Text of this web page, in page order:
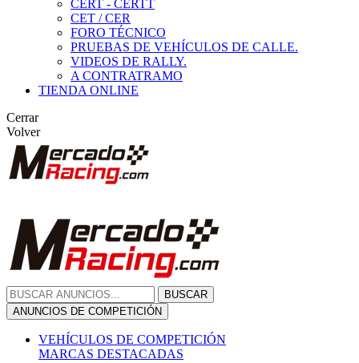
CERT - CERTT
CET / CER
FORO TÉCNICO
PRUEBAS DE VEHÍCULOS DE CALLE.
VIDEOS DE RALLY.
A CONTRATRAMO
TIENDA ONLINE
Cerrar
Volver
BUSCAR
ANUNCIOS DE COMPETICIÓN
VEHÍCULOS DE COMPETICIÓN
MARCAS DESTACADAS
Peugeot